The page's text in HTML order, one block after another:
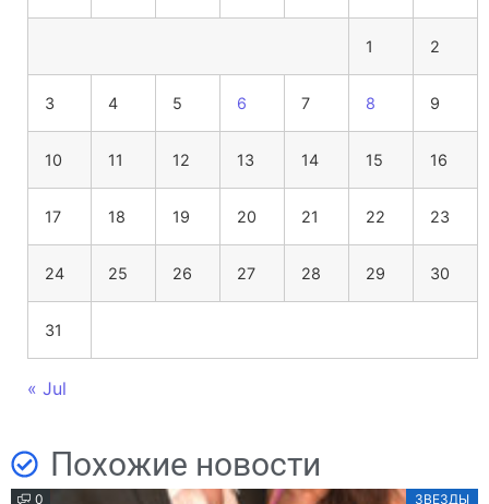
1 2
3 4 5 6 7 8 9
10 11 12 13 14 15 16
17 18 19 20 21 22 23
24 25 26 27 28 29 30
31
« Jul
Похожие новости
0 ЗВЕЗДЫ